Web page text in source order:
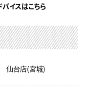
イスはこちら
仙台店(宮城)